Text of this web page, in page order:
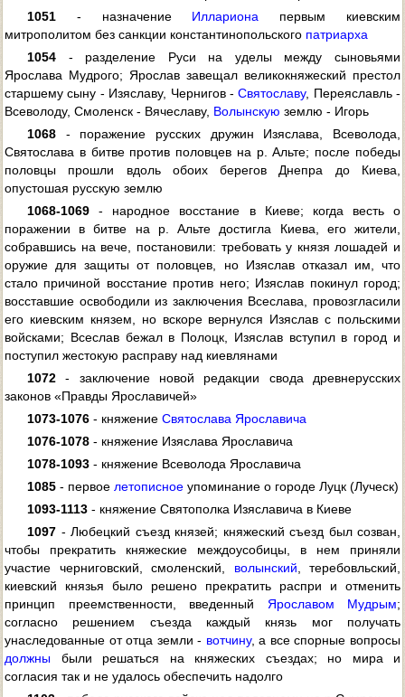
1051 - назначение Иллариона первым киевским
митрополитом без санкции константинопольского патриарха
1054 - разделение Руси на уделы между сыновьями
Ярослава Мудрого; Ярослав завещал великокняжеский престол
старшему сыну - Изяславу, Чернигов -Святославу, Переяславль -
Всеволоду, Смоленск - Вячеславу, Волынскую землю - Игорь
1068 - поражение русских дружин Изяслава, Всеволода,
Святослава в битве против половцев на р. Альте; после победы
половцы прошли вдоль обоих берегов Днепра до Киева,
опустошая русскую землю
1068-1069 - народное восстание в Киеве; когда весть о
поражении в битве на р. Альте достигла Киева, его жители,
собравшись на вече, постановили: требовать у князя лошадей и
оружие для защиты от половцев, но Изяслав отказал им, что
стало причиной восстание против него; Изяслав покинул город;
восставшие освободили из заключения Всеслава, провозгласили
его киевским князем, но вскоре вернулся Изяслав с польскими
войсками; Всеслав бежал в Полоцк, Изяслав вступил в город и
поступил жестокую расправу над киевлянами
1072 - заключение новой редакции свода древнерусских
законов «Правды Ярославичей»
1073-1076 - княжение Святослава Ярославича
1076-1078 - княжение Изяслава Ярославича
1078-1093 - княжение Всеволода Ярославича
1085 - первое летописное упоминание о городе Луцк (Луческ)
1093-1113 - княжение Святополка Изяславича в Киеве
1097 - Любецкий съезд князей; княжеский съезд был созван,
чтобы прекратить княжеские междоусобицы, в нем приняли
участие черниговский, смоленский, волынский , теребовльский,
киевский князья было решено прекратить распри и отменить
принцип преемственности, введенный Ярославом Мудрым;
согласно решением съезда каждый князь мог получать
унаследованные от отца земли - вотчину, а все спорные вопросы
должны были решаться на княжеских съездах; но мира и
согласия так и не удалось обеспечить надолго